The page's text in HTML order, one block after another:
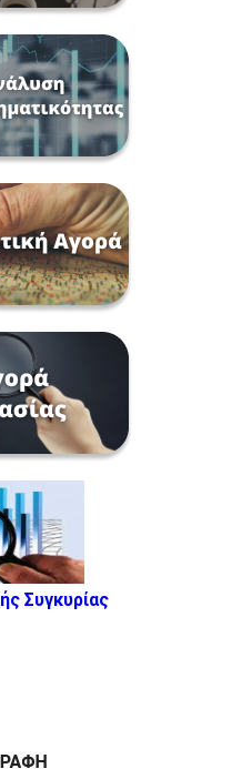
Συγκυρίας